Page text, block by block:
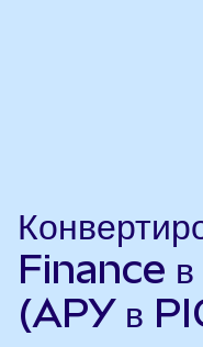
Finance
(APY в